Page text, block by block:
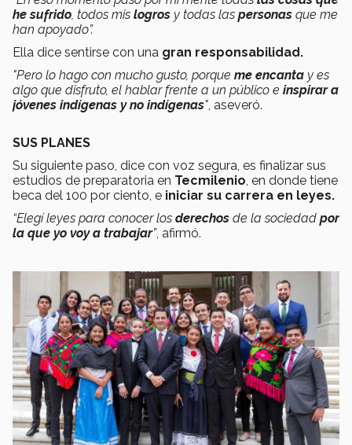
he sufrido, todos mis logros y todas las personas que me
han apoyado”.
Ella dice sentirse con una gran responsabilidad.
"Pero lo hago con mucho gusto, porque me encanta y es
algo que disfruto, el hablar frente a un público e inspirar a
jóvenes indígenas y no indígenas", aseveró.
SUS PLANES
Su siguiente paso, dice con voz segura, es finalizar sus
estudios de preparatoria en Tecmilenio, en donde tiene
beca del 100 por ciento, e iniciar su carrera en leyes.
“Elegí leyes para conocer los derechos de la sociedad por
la que yo voy a trabajar”, afirmó.